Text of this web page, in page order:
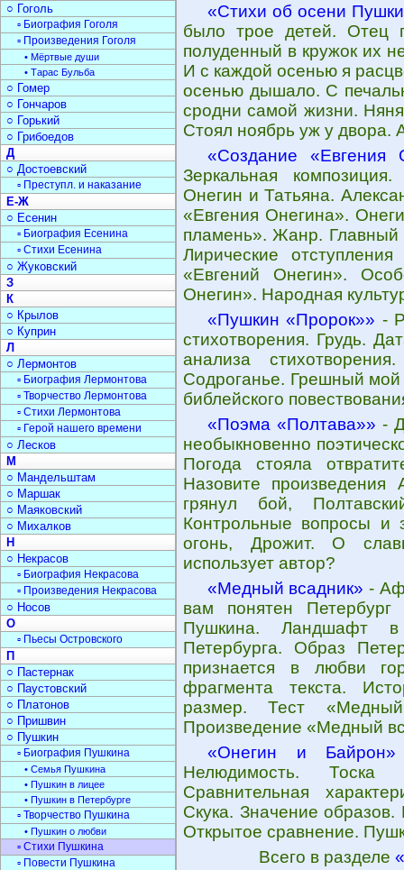
«Стихи об осени
было трое детей. Отец
полуденный в кружок их
И с каждой осенью я
осенью дышало. С
сродни самой жизни.
Стоял ноябрь уж у двора.
«Создание «Евгения
Зеркальная
Онегин и Татьяна.
«Евгения Онегина».
пламень». Жанр. Главный
Лирические
«Евгений Онегин».
Онегин». Народная
«Пушкин «Пророк»» -
стихотворения. Грудь.
анализа
Содроганье. Грешный
библейского
«Поэма «Полтава»» -
необыкновенно
Погода стояла
Назовите
грянул бой,
Контрольные вопросы и
огонь, Дрожит. О
использует автор?
«Медный всадник» -
вам понятен
Пушкина. Ландшафт в
Петербурга. Образ
признается в любви
фрагмента текста.
размер. Тест
Произведение «Медный
«Онегин и Байрон»
Нелюдимость. Тоска
Сравнительная
Скука. Значение
Открытое сравнение.
Всего в разделе
○ Гоголь
▫ Биография Гоголя
▫ Произведения Гоголя
• Мёртвые души
• Тарас Бульба
○ Гомер
○ Гончаров
○ Горький
○ Грибоедов
Д
○ Достоевский
▫ Преступл. и наказание
Е-Ж
○ Есенин
▫ Биография Есенина
▫ Стихи Есенина
○ Жуковский
З
К
○ Крылов
○ Куприн
Л
○ Лермонтов
▫ Биография Лермонтова
▫ Творчество Лермонтова
▫ Стихи Лермонтова
▫ Герой нашего времени
○ Лесков
М
○ Мандельштам
○ Маршак
○ Маяковский
○ Михалков
Н
○ Некрасов
▫ Биография Некрасова
▫ Произведения Некрасова
○ Носов
О
▫ Пьесы Островского
П
○ Пастернак
○ Паустовский
○ Платонов
○ Пришвин
○ Пушкин
▫ Биография Пушкина
• Семья Пушкина
• Пушкин в лицее
• Пушкин в Петербурге
▫ Творчество Пушкина
• Пушкин о любви
▫ Стихи Пушкина
▫ Повести Пушкина